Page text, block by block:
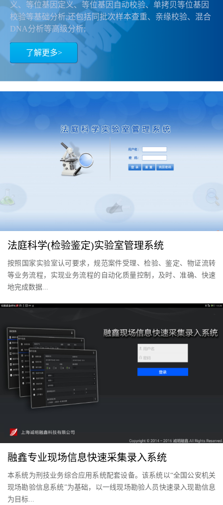
义、等位基因定义、等位基因自动校验、单拷贝等位基因
校验等基础分析;还包括同批次样本查重、亲缘校验、混合
DNA分析等高级分析;
了解更多>
法庭科学(检验鉴定)实验室管理系统
按照国家实验室认可要求，规范案件受理、检验、鉴定、物证流转
等业务流程，实现业务流程的自动化质量控制，及时、准确、快速
地完成数据...
融鑫专业现场信息快速采集录入系统
本系统为刑技业务综合应用系统配套设备。该系统以“全国公安机关
现场勘验信息系统”为基础，以一线现场勘验人员快速录入现勘信息
为目标...